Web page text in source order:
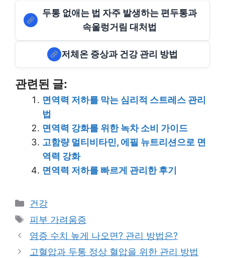
두통 없애는 법 자주 발생하는 편두통과
속울렁거림 대처법
저체온 증상과 건강 관리 방법
관련된 글:
면역력 저하를 막는 심리적 스트레스 관리
법
면역력 강화를 위한 녹차 소비 가이드
고함량 멀티비타민, 에필 뉴트리션으로 면
역력 강화
면역력 저하를 빠르게 관리한 후기
Categories
건강
Tags
피부 가려움증
염증 수치 높게 나오면? 관리 방법은?
고혈압과 두통 정상 혈압을 위한 관리 방법